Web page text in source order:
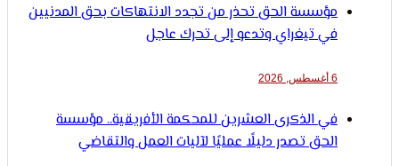
مؤسسة الحق تحذر من تجدد الانتهاكات بحق المدنيين
في تيغراي وتدعو إلى تحرك عاجل
في الذكرى العشرين للمحكمة الأفريقية.. مؤسسة
الحق تصدر دليلًا عمليًا لآليات العمل والتقاضي